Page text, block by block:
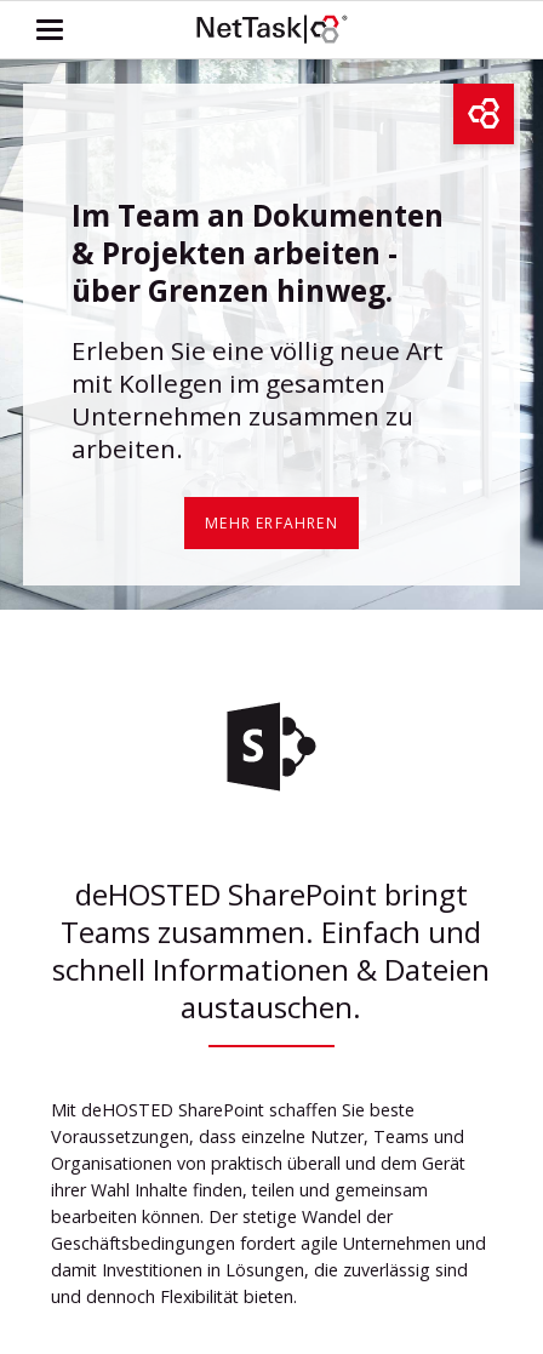
Im Team an Dokumenten
& Projekten arbeiten -
über Grenzen hinweg.
Erleben Sie eine völlig neue Art
mit Kollegen im gesamten
Unternehmen zusammen zu
arbeiten.
MEHR ERFAHREN
deHOSTED SharePoint bringt
Teams zusammen. Einfach und
schnell Informationen & Dateien
austauschen.
Mit deHOSTED SharePoint schaffen Sie beste
Voraussetzungen, dass einzelne Nutzer, Teams und
Organisationen von praktisch überall und dem Gerät
ihrer Wahl Inhalte finden, teilen und gemeinsam
bearbeiten können. Der stetige Wandel der
Geschäftsbedingungen fordert agile Unternehmen und
damit Investitionen in Lösungen, die zuverlässig sind
und dennoch Flexibilität bieten.